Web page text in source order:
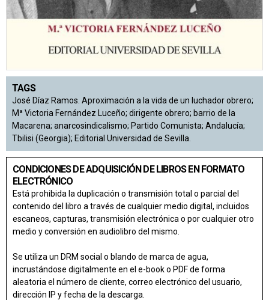
TAGS
José Díaz Ramos. Aproximación a la vida de un luchador obrero;
Mª Victoria Fernández Luceño; dirigente obrero; barrio de la
Macarena; anarcosindicalismo; Partido Comunista; Andalucía;
Tbilisi (Georgia); Editorial Universidad de Sevilla.
CONDICIONES DE ADQUISICIÓN DE LIBROS EN FORMATO
ELECTRÓNICO
Está prohibida la duplicación o transmisión total o parcial del
contenido del libro a través de cualquier medio digital, incluidos
escaneos, capturas, transmisión electrónica o por cualquier otro
medio y conversión en audiolibro del mismo.
Se utiliza un DRM social o blando de marca de agua,
incrustándose digitalmente en el e-book o PDF de forma
aleatoria el número de cliente, correo electrónico del usuario,
dirección IP y fecha de la descarga.